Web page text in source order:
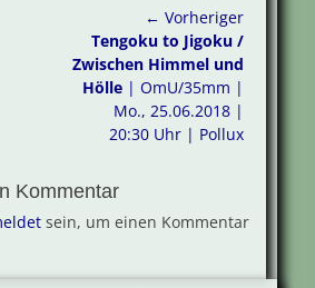
← Vorheriger
Vorheriger
Beitrag:
Tengoku to Jigoku /
Zwischen Himmel und
Hölle | OmU/35mm |
Mo., 25.06.2018 |
20:30 Uhr | Pollux
Kommentar
sein, um einen Kommentar